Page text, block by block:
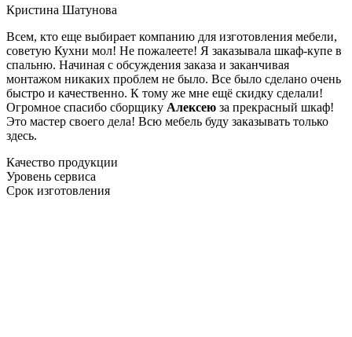
Кристина Шатунова
Всем, кто еще выбирает компанию для изготовления мебели,
советую Кухни мол! Не пожалеете! Я заказывала шкаф-купе в
спальню. Начиная с обсуждения заказа и заканчивая
монтажом никаких проблем не было. Все было сделано очень
быстро и качественно. К тому же мне ещё скидку сделали!
Огромное спасибо сборщику Алексею за прекрасный шкаф!
Это мастер своего дела! Всю мебель буду заказывать только
здесь.
Качество продукции
Уровень сервиса
Срок изготовления